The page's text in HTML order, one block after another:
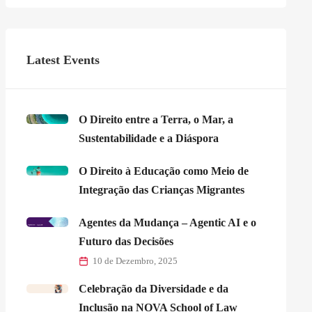
Latest Events
O Direito entre a Terra, o Mar, a
Sustentabilidade e a Diáspora
O Direito à Educação como Meio de
Integração das Crianças Migrantes
Agentes da Mudança – Agentic AI e o
Futuro das Decisões
10 de Dezembro, 2025
Celebração da Diversidade e da
Inclusão na NOVA School of Law